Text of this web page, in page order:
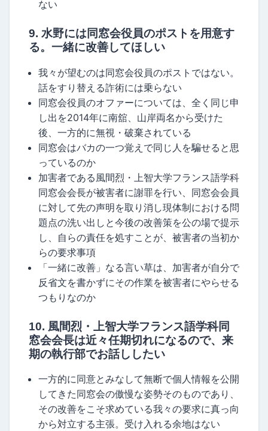
ない
9. 水野には同窓会役員のポストを用意す
る。一緒に改善してほしい
我々が望むのは同窓会役員のポストではない。
話をすり替える詐術には乗らない
同窓会役員のオファーについては、全く同じ申
し出を2014年に南舘、山岸両名から受けた
後、一方的に無視・破棄されている
同窓会はバカの一つ覚えで同じ人を騙せると思
っているのか
加害者である風間烈・上智大学フランス語学科
同窓会会長が被害者に謝罪を行い、同窓会会員
に対して先の声明を取り消し現体制における問
題点の洗い出しと今後の改善策を公の場で提示
し、自らの責任を処すことが、被害者の当初か
らの要求事項
「一緒に改善」なる言い草は、加害者が自分で
反省文を書かずにその作業を被害者にやらせる
つもりなのか
10. 風間烈・上智大学フランス語学科同
窓会会長は近々任期切れになるので、来
期の執行部でお話ししたい
一方的に同意とみなして無断で個人情報を公開
してきた同窓会の傲慢な姿勢そのものであり、
その改善をこそ求めている我々の要求に真っ向
から対立する主張。受け入れる余地はない